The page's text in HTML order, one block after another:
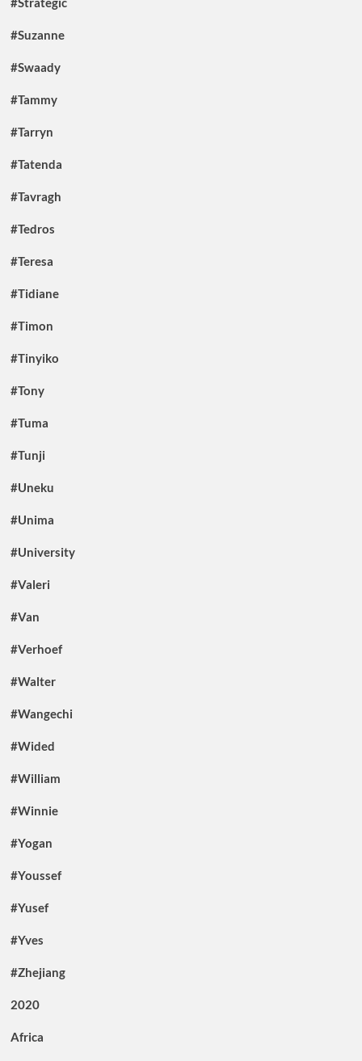
#Suzanne
#Swaady
#Tammy
#Tarryn
#Tatenda
#Tavragh
#Tedros
#Teresa
#Tidiane
#Timon
#Tinyiko
#Tony
#Tuma
#Tunji
#Uneku
#Unima
#University
#Valeri
#Van
#Verhoef
#Walter
#Wangechi
#Wided
#William
#Winnie
#Yogan
#Youssef
#Yusef
#Yves
#Zhejiang
2020
Africa